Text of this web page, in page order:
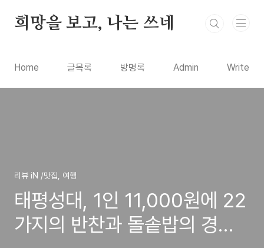
희망을 보고, 나는 쓰네
Home 글목록 방명록 Admin Write
리뷰 iN /맛집, 여행
태평성대, 1인 11,000원에 22
가지의 반찬과 돌솥밥의 경기